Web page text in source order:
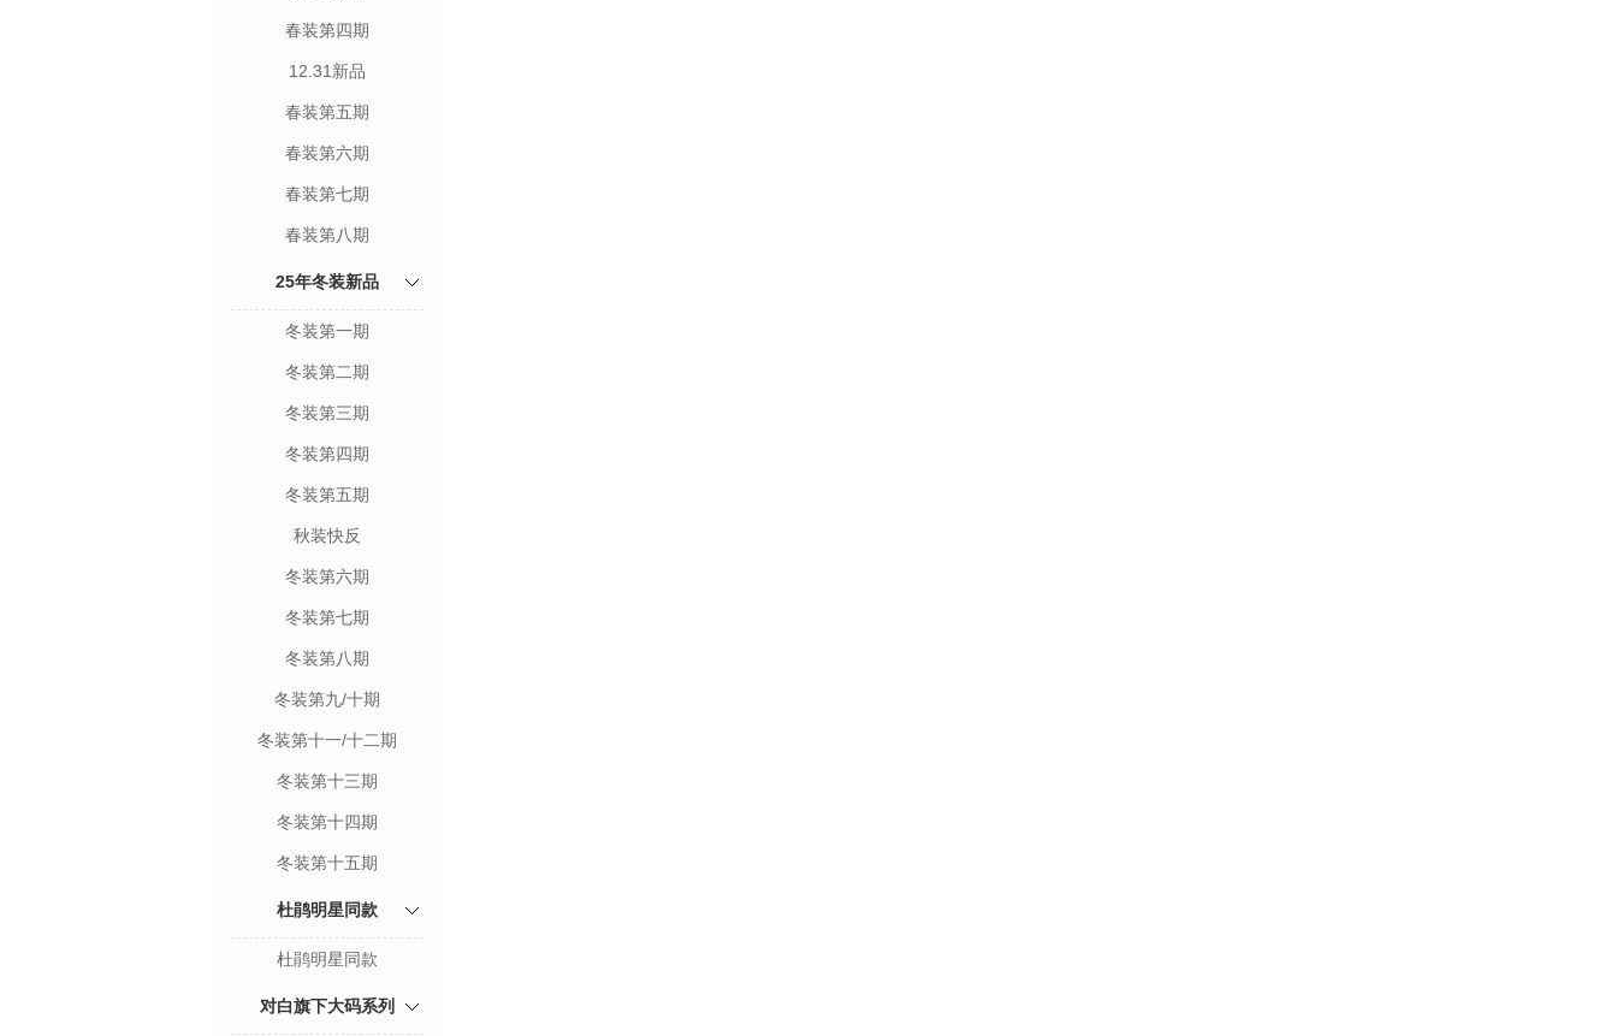
春装第四期
12.31新品
春装第五期
春装第六期
春装第七期
春装第八期
25年冬装新品
冬装第一期
冬装第二期
冬装第三期
冬装第四期
冬装第五期
秋装快反
冬装第六期
冬装第七期
冬装第八期
冬装第九/十期
冬装第十一/十二期
冬装第十三期
冬装第十四期
冬装第十五期
杜鹃明星同款
杜鹃明星同款
对白旗下大码系列